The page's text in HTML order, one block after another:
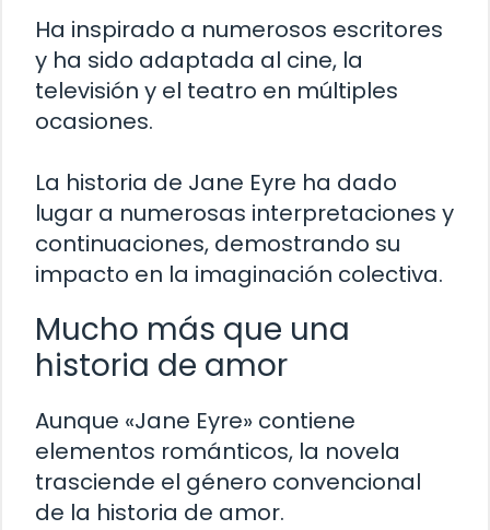
Ha inspirado a numerosos escritores
y ha sido adaptada al cine, la
televisión y el teatro en múltiples
ocasiones.
La historia de Jane Eyre ha dado
lugar a numerosas interpretaciones y
continuaciones, demostrando su
impacto en la imaginación colectiva.
Mucho más que una
historia de amor
Aunque «Jane Eyre» contiene
elementos románticos, la novela
trasciende el género convencional
de la historia de amor.